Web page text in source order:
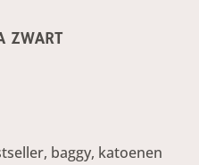
ZWART
baggy, katoenen